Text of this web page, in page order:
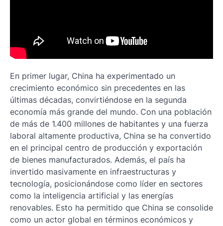
En primer lugar, China ha experimentado un
crecimiento económico sin precedentes en las
últimas décadas, convirtiéndose en la segunda
economía más grande del mundo. Con una población
de más de 1.400 millones de habitantes y una fuerza
laboral altamente productiva, China se ha convertido
en el principal centro de producción y exportación
de bienes manufacturados. Además, el país ha
invertido masivamente en infraestructuras y
tecnología, posicionándose como líder en sectores
como la inteligencia artificial y las energías
renovables. Esto ha permitido que China se consolide
como un actor global en términos económicos y